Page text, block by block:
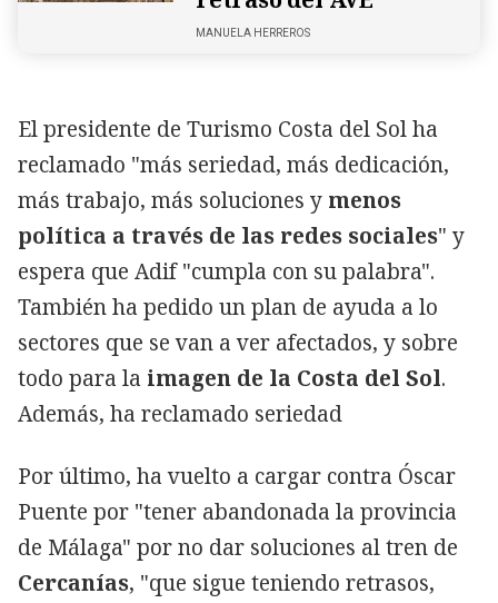
MANUELA HERREROS
El presidente de Turismo Costa del Sol ha
reclamado "más seriedad, más dedicación,
más trabajo, más soluciones y menos
política a través de las redes sociales" y
espera que Adif "cumpla con su palabra".
También ha pedido un plan de ayuda a lo
sectores que se van a ver afectados, y sobre
todo para la imagen de la Costa del Sol.
Además, ha reclamado seriedad
Por último, ha vuelto a cargar contra Óscar
Puente por "tener abandonada la provincia
de Málaga" por no dar soluciones al tren de
Cercanías, "que sigue teniendo retrasos,